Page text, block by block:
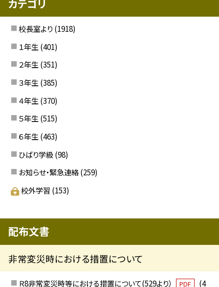
カテゴリ
校長室より (1918)
１年生 (401)
２年生 (351)
３年生 (385)
４年生 (370)
５年生 (515)
６年生 (463)
ひばり学級 (98)
お知らせ・緊急連絡 (259)
校外学習 (153)
配布文書
非常変災時における措置について
Ｒ8非常変災時等における措置について(529より） PDF (4